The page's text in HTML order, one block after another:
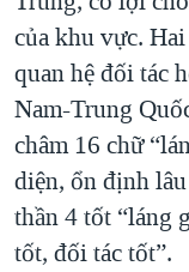
của khu vực.
quan hệ đối tác
Nam-Trung
châm 16 chữ
diện, ổn định
thần 4 tốt “láng
tốt, đối tác tốt”.